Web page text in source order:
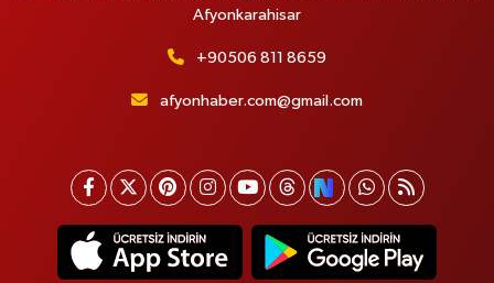
Afyonkarahisar
+90506 811 8659
afyonhaber.com@gmail.com